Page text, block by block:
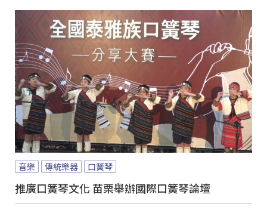
音樂 傳統樂器 口簧琴
推廣口簧琴文化 苗栗舉辦國際口簧琴論壇